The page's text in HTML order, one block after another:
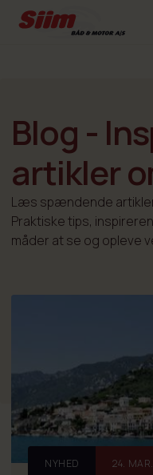
Blog -
artikler
Læs spændende
Praktiske tips,
måder at se og opleve
NYHED 24.